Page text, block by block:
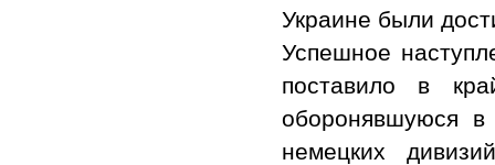
Украине были
Успешное
поставило в
оборонявшуюся
немецких